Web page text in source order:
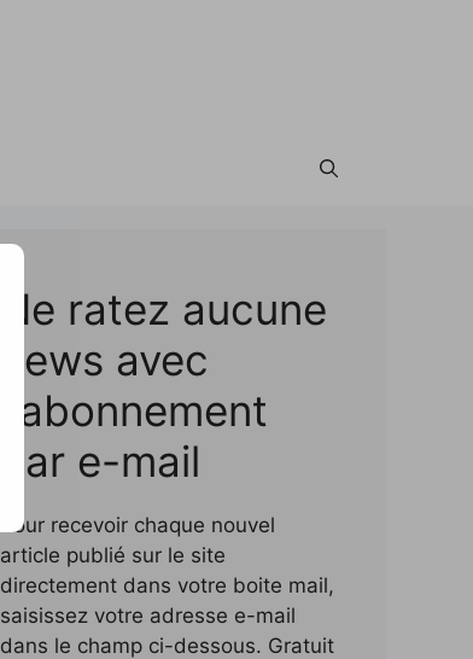
Ne ratez aucune
news avec
l'abonnement
par e-mail
Pour recevoir chaque nouvel
article publié sur le site
directement dans votre boite mail,
saisissez votre adresse e-mail
dans le champ ci-dessous. Gratuit